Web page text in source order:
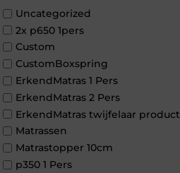
Uncategorized
2x p650 1pers
Custom
CustomBoxspring
ErkendMatras 1 Pers
ErkendMatras 2 Pers
ErkendMatras twijfelaar product
Matrassen
Matrastopper 10cm
p350 1 Pers